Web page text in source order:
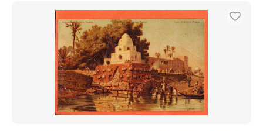
Uniquement en réduction
Livraison gratuite
Méthodes de paiement
PayPal
Virement bancaire
Visa
Mastercard